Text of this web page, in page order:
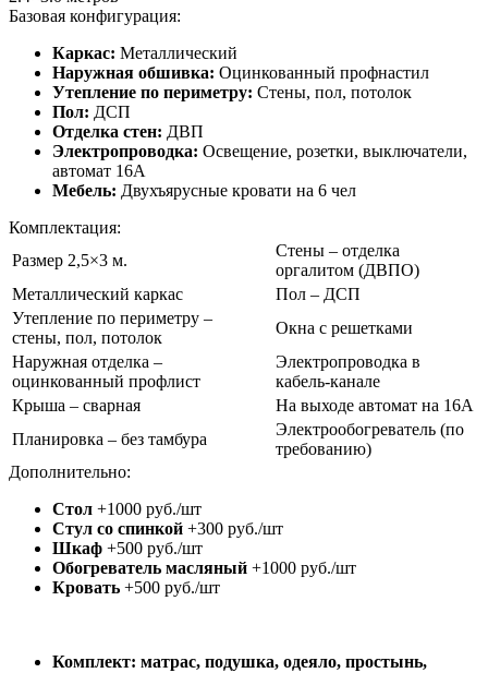
Базовая конфигурация:
Каркас: Металлический
Наружная обшивка: Оцинкованный профнастил
Утепление по периметру: Стены, пол, потолок
Пол: ДСП
Отделка стен: ДВП
Электропроводка: Освещение, розетки, выключатели,
автомат 16А
Мебель: Двухъярусные кровати на 6 чел
Комплектация:
Размер 2,5×3 м.
Стены – отделка
оргалитом (ДВПО)
Металлический каркас
Пол – ДСП
Утепление по периметру –
стены, пол, потолок
Окна с решетками
Наружная отделка –
оцинкованный профлист
Электропроводка в
кабель-канале
Крыша – сварная
На выходе автомат на 16А
Планировка – без тамбура
Электрообогреватель (по
требованию)
Дополнительно:
Стол +1000 руб./шт
Стул со спинкой +300 руб./шт
Шкаф +500 руб./шт
Обогреватель масляный +1000 руб./шт
Кровать +500 руб./шт
Комплект: матрас, подушка, одеяло, простынь,